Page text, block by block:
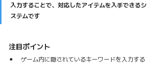
入力することで、対応したアイテムを入手できるシ
ステムです
注目ポイント
ゲーム内に隠されているキーワードを入力する